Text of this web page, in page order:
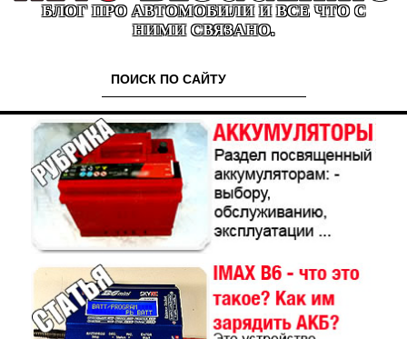
БЛОГ ПРО АВТОМОБИЛИ И ВСЕ ЧТО С
НИМИ СВЯЗАНО.